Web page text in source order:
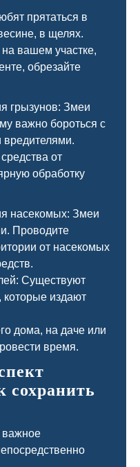
прятаться в
в щелях.
вашем участке,
обрезайте
грызунов: Змеи
важно бороться с
от
обработку
насекомых: Змеи
Проводите
от насекомых
Существуют
которые издают
дома, на даче или
время.
сохранить
важное